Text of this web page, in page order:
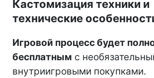
Кастомизация техники и
технические
Игровой процесс будет
бесплатным с
внутриигровыми покупками.